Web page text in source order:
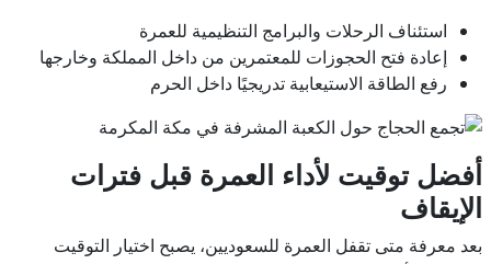
استئناف الرحلات والبرامج التنظيمية للعمرة
إعادة فتح الحجوزات للمعتمرين من داخل المملكة وخارجها
رفع الطاقة الاستيعابية تدريجيًا داخل الحرم
أفضل توقيت لأداء العمرة قبل فترات
الإيقاف
بعد معرفة متى تقفل العمرة للسعوديين، يصبح اختيار التوقيت